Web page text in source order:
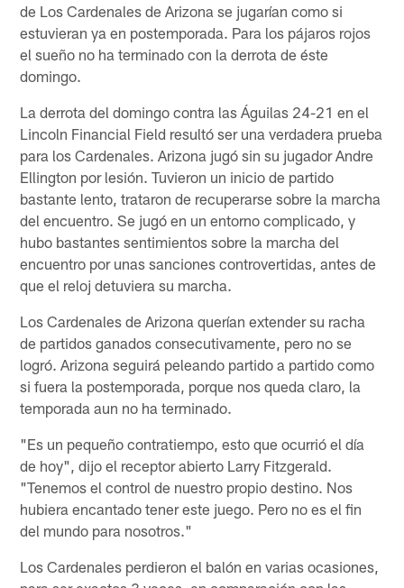
de Los Cardenales de Arizona se jugarían como si
estuvieran ya en postemporada. Para los pájaros rojos
el sueño no ha terminado con la derrota de éste
domingo.
La derrota del domingo contra las Águilas 24-21 en el
Lincoln Financial Field resultó ser una verdadera prueba
para los Cardenales. Arizona jugó sin su jugador Andre
Ellington por lesión. Tuvieron un inicio de partido
bastante lento, trataron de recuperarse sobre la marcha
del encuentro. Se jugó en un entorno complicado, y
hubo bastantes sentimientos sobre la marcha del
encuentro por unas sanciones controvertidas, antes de
que el reloj detuviera su marcha.
Los Cardenales de Arizona querían extender su racha
de partidos ganados consecutivamente, pero no se
logró. Arizona seguirá peleando partido a partido como
si fuera la postemporada, porque nos queda claro, la
temporada aun no ha terminado.
"Es un pequeño contratiempo, esto que ocurrió el día
de hoy", dijo el receptor abierto Larry Fitzgerald.
"Tenemos el control de nuestro propio destino. Nos
hubiera encantado tener este juego. Pero no es el fin
del mundo para nosotros."
Los Cardenales perdieron el balón en varias ocasiones,